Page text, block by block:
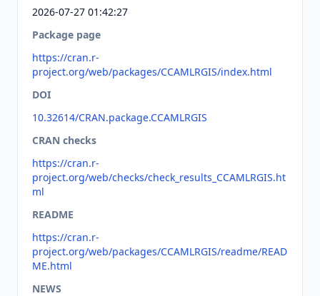
2026-07-27 01:42:27
Package page
https://cran.r-
project.org/web/packages/CCAMLRGIS/index.html
DOI
10.32614/CRAN.package.CCAMLRGIS
CRAN checks
https://cran.r-
project.org/web/checks/check_results_CCAMLRGIS.ht
ml
README
https://cran.r-
project.org/web/packages/CCAMLRGIS/readme/READ
ME.html
NEWS